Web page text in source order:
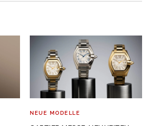
NEUE MODELLE